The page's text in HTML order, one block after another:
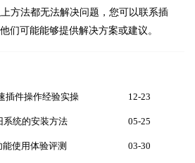
方法都无法解决问题，您可以联系插
们可能能够提供解决方案或建议。
插件操作经验实操 12-23
系统的安装方法 05-25
使用体验评测 03-30